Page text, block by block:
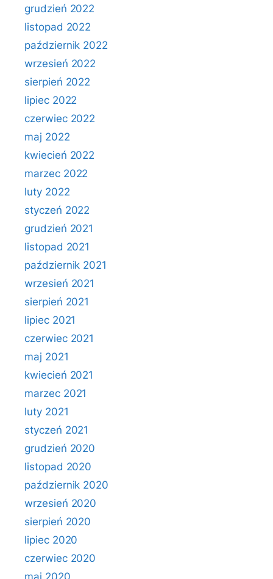
grudzień 2022
listopad 2022
październik 2022
wrzesień 2022
sierpień 2022
lipiec 2022
czerwiec 2022
maj 2022
kwiecień 2022
marzec 2022
luty 2022
styczeń 2022
grudzień 2021
listopad 2021
październik 2021
wrzesień 2021
sierpień 2021
lipiec 2021
czerwiec 2021
maj 2021
kwiecień 2021
marzec 2021
luty 2021
styczeń 2021
grudzień 2020
listopad 2020
październik 2020
wrzesień 2020
sierpień 2020
lipiec 2020
czerwiec 2020
maj 2020